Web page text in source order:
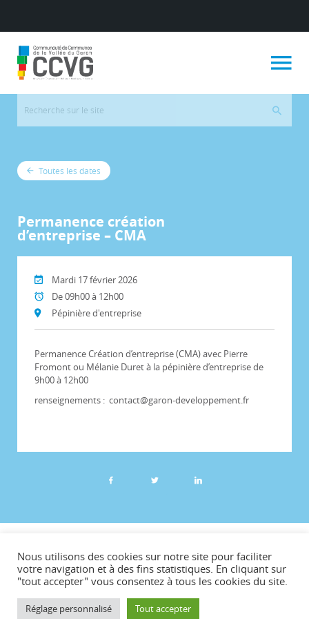
Toutes les dates
Permanence création
d’entreprise – CMA
Mardi 17 février 2026
De 09h00 à 12h00
Pépinière d'entreprise
Permanence Création d’entreprise (CMA) avec Pierre
Fromont ou Mélanie Duret à la pépinière d’entreprise de
9h00 à 12h00
renseignements : contact@garon-developpement.fr
Plan du site
Mentions légales
Téléchargements
Contact
Nous utilisons des cookies sur notre site pour faciliter
votre navigation et à des fins statistiques. En cliquant sur
"tout accepter" vous consentez à tous les cookies du site.
Réglage personnalisé Tout accepter